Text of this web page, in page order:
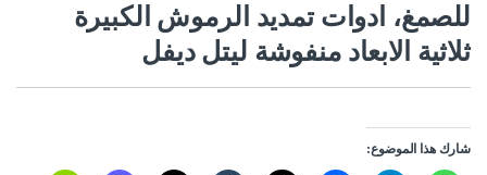
للصمغ، ادوات تمديد الرموش الكبيرة
ثلاثية الابعاد منفوشة ليتل ديفل
شارك هذا الموضوع: